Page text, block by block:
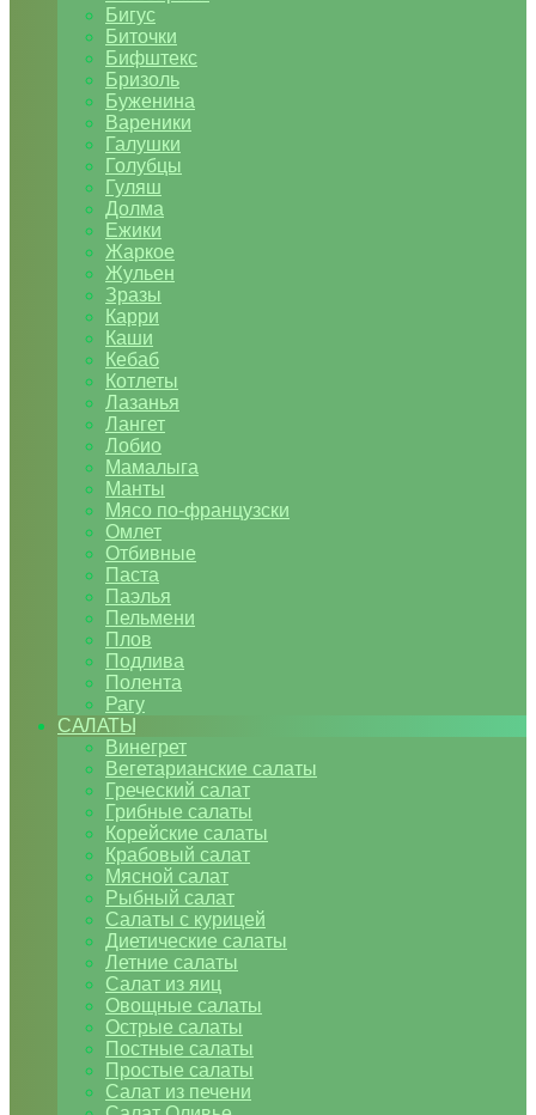
Бигус
Биточки
Бифштекс
Бризоль
Буженина
Вареники
Галушки
Голубцы
Гуляш
Долма
Ежики
Жаркое
Жульен
Зразы
Карри
Каши
Кебаб
Котлеты
Лазанья
Лангет
Лобио
Мамалыга
Манты
Мясо по-французски
Омлет
Отбивные
Паста
Паэлья
Пельмени
Плов
Подлива
Полента
Рагу
САЛАТЫ
Винегрет
Вегетарианские салаты
Греческий салат
Грибные салаты
Корейские салаты
Крабовый салат
Мясной салат
Рыбный салат
Салаты с курицей
Диетические салаты
Летние салаты
Салат из яиц
Овощные салаты
Острые салаты
Постные салаты
Простые салаты
Салат из печени